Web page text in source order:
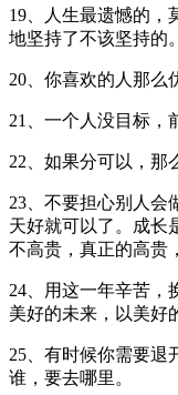
19、人生最遗憾的，
地坚持了不该坚持的。
20、你喜欢的人那么
21、一个人没目标，
22、如果分可以，那
23、不要担心别人会
天好就可以了。成长
不高贵，真正的高贵
24、用这一年辛苦，
美好的未来，以美好
25、有时候你需要退
谁，要去哪里。